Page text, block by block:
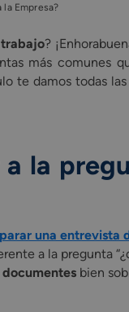
la Empresa?
?
más comunes
te damos todas
la
una entrevista
a la pregunta
bien